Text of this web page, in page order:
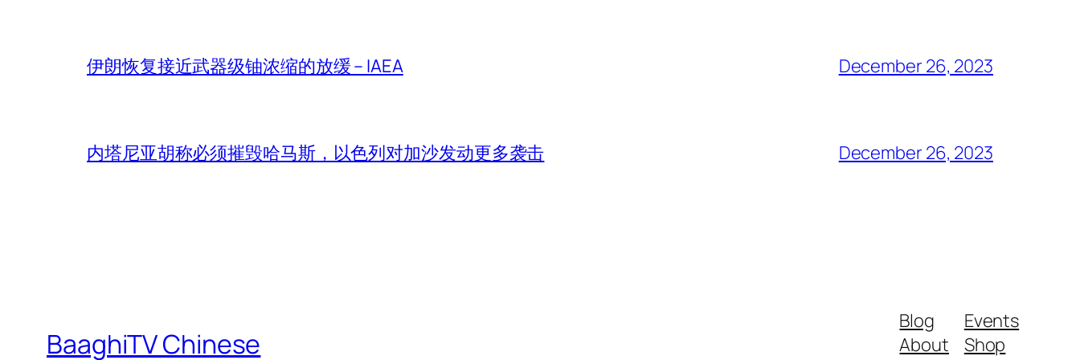
伊朗恢复接近武器级铀浓缩的放缓 – IAEA December 26, 2023
内塔尼亚胡称必须摧毁哈马斯，以色列对加沙发动更多袭击 December 26, 2023
BaaghiTV Chinese
Blog
About
Events
Shop